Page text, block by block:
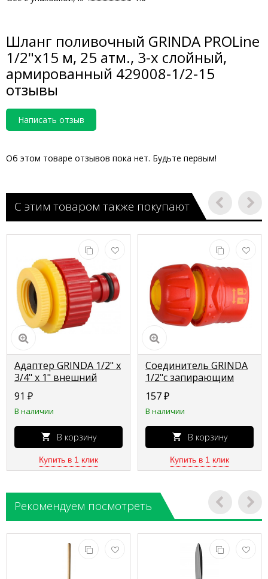
Шланг поливочный GRINDA PROLine
1/2"х15 м, 25 атм., 3-х слойный,
армированный 429008-1/2-15
отзывы
Написать отзыв
Об этом товаре отзывов пока нет. Будьте первым!
С этим товаром также покупают
Адаптер GRINDA 1/2" x
3/4" x 1" внешний
универсальный 8-
426307_z01
91 ₽
В наличии
В корзину
Купить в 1 клик
Соединитель GRINDA
1/2"с запирающим
механизмом 8-426327
157₽
В наличии
В корзину
Купить в 1 клик
Рекомендуем посмотреть